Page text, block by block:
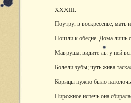
XXXIII.
Поутру, в воскресенье, мать
Пошли к обедне. Дома лишь
Мавруша; видите ль: у ней
Болели зубы; чуть жива
Корицы нужно было
Пирожное испечь она